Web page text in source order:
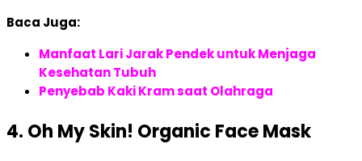
Baca Juga:
Manfaat Lari Jarak Pendek untuk Menjaga
Kesehatan Tubuh
Penyebab Kaki Kram saat Olahraga
4. Oh My Skin! Organic Face Mask